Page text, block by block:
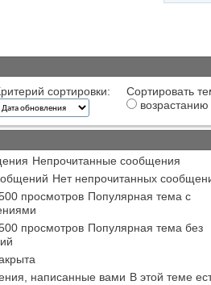
сортировки:
Сортировать
возрастанию
Непрочитанные сообщения
Нет непрочитанных
Популярная тема с
Популярная тема без
В этой теме